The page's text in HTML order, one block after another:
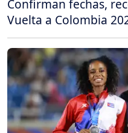
Confirman fechas,
Vuelta a Colombia